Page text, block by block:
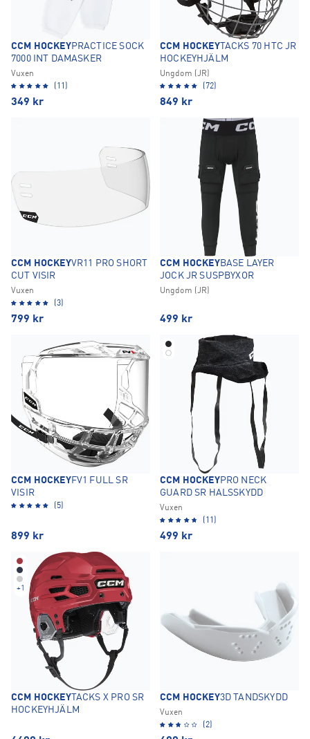
CCM HOCKEYPRACTICE SOCK
7000 INT DAMASKER
Vuxen
(11)
349 kr
CCM HOCKEYTACKS 70 HTC JR
HOCKEYHJÄLM
Ungdom (JR)
(72)
849 kr
CCM HOCKEYVR11 PRO SHORT
CUT VISIR
Vuxen
(3)
799 kr
CCM HOCKEYBASE LAYER
JOCK JR SUSPBYXOR
Ungdom (JR)
499 kr
CCM HOCKEYFV1 FULL SR
VISIR
(5)
899 kr
CCM HOCKEYPRO NECK
GUARD SR HALSSKYDD
Vuxen
(11)
499 kr
+1
CCM HOCKEYTACKS X PRO SR
HOCKEYHJÄLM
CCM HOCKEY3D TANDSKYDD
Vuxen
(2)